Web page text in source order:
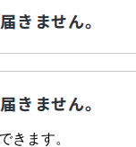
きます。